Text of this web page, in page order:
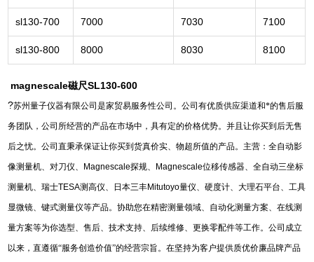
sl130-700 7000 7030 7100
sl130-800 8000 8030 8100
magnescale磁尺SL130-600
?苏州量子仪器有限公司是家贸易服务性公司。公司有优质供应渠道和*的售后服
务团队，公司所经营的产品在市场中，具有定的价格优势。并且让你买到后无售
后之忧。公司直秉承保证让你买到货真价实、物超所值的产品。主营：全自动影
像测量机、对刀仪、 Magnescale探规、 Magnescale位移传感器、全自动三坐标
测量机、瑞士TESA测高仪、日本三丰Mitutoyo量仪、硬度计、大理石平台、工具
显微镜、键式测量仪等产品。协助您在精密测量领域、自动化测量方案、在线测
量方案等为你选型、售后、技术支持、后续维修、更换零配件等工作。公司成立
以来，直遵循“服务创造价值”的经营宗旨。在坚持为客户提供质优价廉品牌产品